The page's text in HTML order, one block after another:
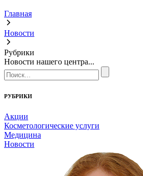
Главная
Новости
Рубрики
Новости нашего центра...
РУБРИКИ
Акции
Косметологические услуги
Медицина
Новости